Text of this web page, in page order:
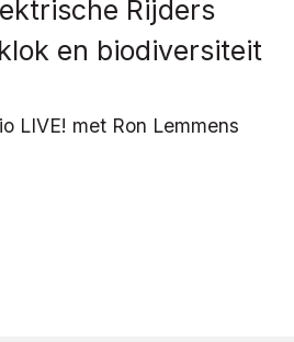
Rijders
en biodiversiteit
LIVE! met Ron Lemmens